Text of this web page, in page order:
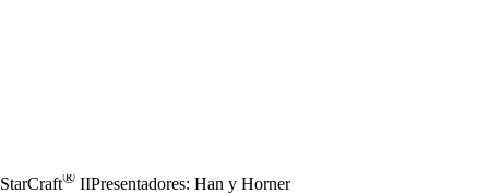
StarCraft® IIPresentadores: Han y Horner